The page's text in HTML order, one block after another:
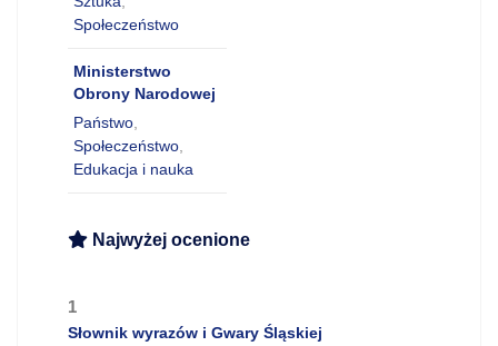
Społeczeństwo
Ministerstwo
Obrony Narodowej
Państwo
Społeczeństwo
Edukacja i nauka
Najwyżej ocenione
1
Słownik wyrazów i Gwary Śląskiej